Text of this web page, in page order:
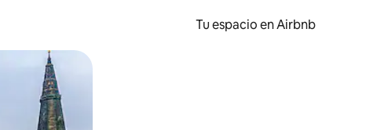
Tu espacio en Airbnb